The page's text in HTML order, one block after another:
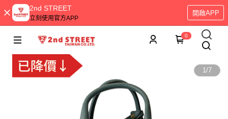
2nd STREET
立刻使用官方APP
開啟APP
0
1/7